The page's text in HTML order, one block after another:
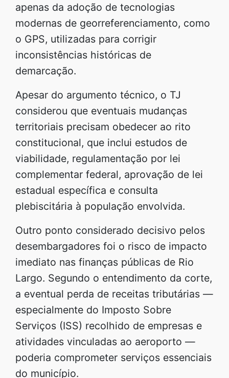
apenas da adoção de tecnologias
modernas de georreferenciamento, como
o GPS, utilizadas para corrigir
inconsistências históricas de
demarcação.
Apesar do argumento técnico, o TJ
considerou que eventuais mudanças
territoriais precisam obedecer ao rito
constitucional, que inclui estudos de
viabilidade, regulamentação por lei
complementar federal, aprovação de lei
estadual específica e consulta
plebiscitária à população envolvida.
Outro ponto considerado decisivo pelos
desembargadores foi o risco de impacto
imediato nas finanças públicas de Rio
Largo. Segundo o entendimento da corte,
a eventual perda de receitas tributárias —
especialmente do Imposto Sobre
Serviços (ISS) recolhido de empresas e
atividades vinculadas ao aeroporto —
poderia comprometer serviços essenciais
do município.